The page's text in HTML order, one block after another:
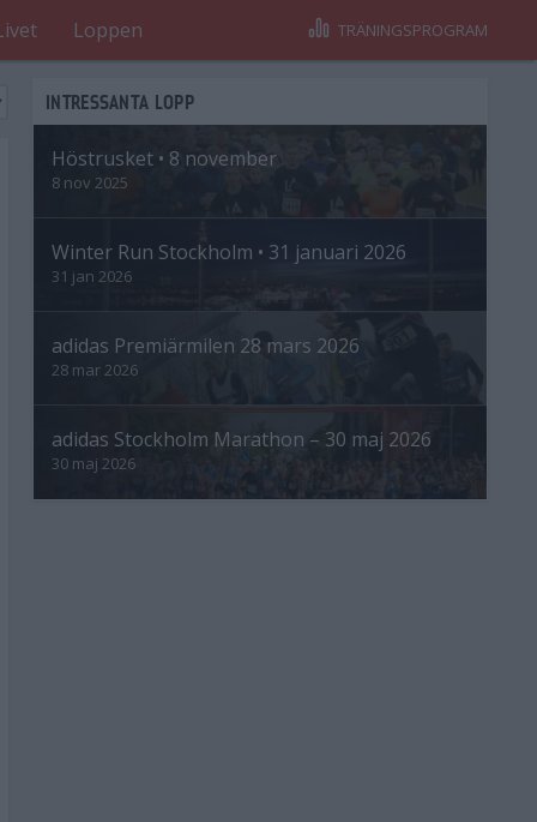
Loppen TRÄNINGSPROGRAM
INTRESSANTA LOPP
Höstrusket • 8 november
8 nov 2025
Winter Run Stockholm • 31 januari 2026
31 jan 2026
adidas Premiärmilen 28 mars 2026
28 mar 2026
adidas Stockholm Marathon – 30 maj 2026
30 maj 2026